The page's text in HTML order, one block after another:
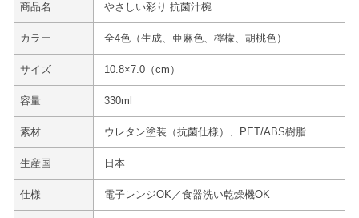
商品名 やさしい彩り 抗菌汁椀
カラー 全4色（生成、亜麻色、檸檬、胡桃色）
サイズ 10.8×7.0（cm）
容量 330ml
素材 ウレタン塗装（抗菌仕様）、PET/ABS樹脂
生産国 日本
仕様 電子レンジOK／食器洗い乾燥機OK